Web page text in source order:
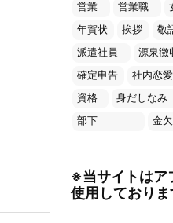
営業
営業職
年賀状
挨拶 敬
派遣社員
源泉徴
確定申告
社内恋愛
資格
身だしなみ
部下
金欠
※当サイトはア
使用しておりま